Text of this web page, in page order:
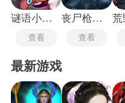
谜语小丑冷狐版
查看
丧尸枪手3D
查看
最新游戏